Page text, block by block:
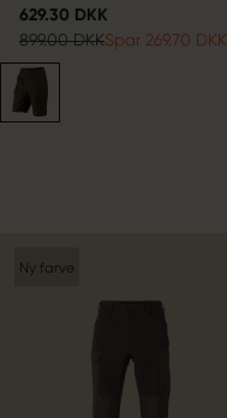
629.30 DKK
899.00 DKKSpar 269.70 DKK
Ny farve